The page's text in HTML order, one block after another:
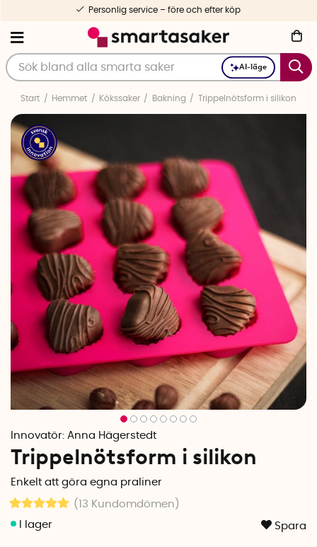
AI-läge
Personlig service – före och efter köp
Start Hemmet Kökssaker Bakning Trippelnötsform i silikon
Innovatör: Anna Hägerstedt
Trippelnötsform i silikon
Enkelt att göra egna praliner
(13 Kundomdömen )
Spara